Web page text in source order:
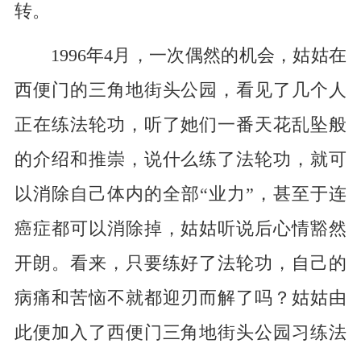
转。
1996年4月，一次偶然的机会，姑姑在
西便门的三角地街头公园，看见了几个人
正在练法轮功，听了她们一番天花乱坠般
的介绍和推崇，说什么练了法轮功，就可
以消除自己体内的全部“业力”，甚至于连
癌症都可以消除掉，姑姑听说后心情豁然
开朗。看来，只要练好了法轮功，自己的
病痛和苦恼不就都迎刃而解了吗？姑姑由
此便加入了西便门三角地街头公园习练法